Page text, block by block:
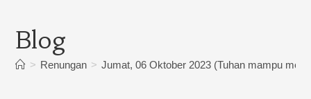
Blog
> Renungan > Jumat, 06 Oktober 2023 (Tuhan mampu